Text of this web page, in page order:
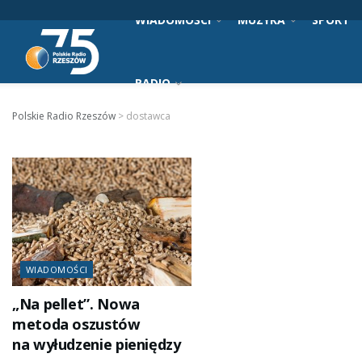
WIADOMOŚCI MUZYKA SPORT
RADIO
Polskie Radio Rzeszów > dostawca
WIADOMOŚCI
„Na pellet”. Nowa
metoda oszustów
na wyłudzenie pieniędzy